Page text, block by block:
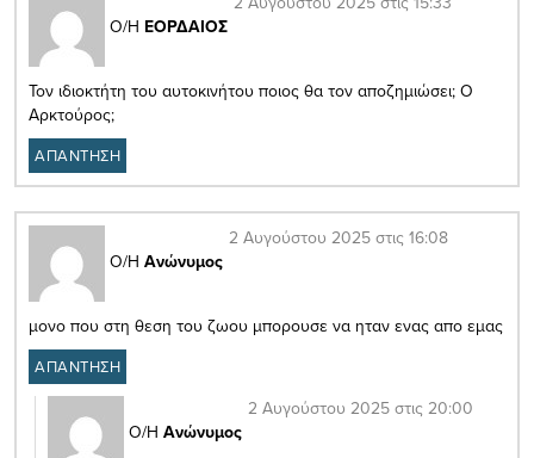
Ο/Η ΕΟΡΔΑΙΟΣ
Τον ιδιοκτήτη του αυτοκινήτου ποιος θα τον αποζημιώσει; Ο
Αρκτούρος;
ΑΠΑΝΤΗΣΗ
Ο/Η Ανώνυμος
2 Αυγούστου 2025 στις 16:08
μονο που στη θεση του ζωου μπορουσε να ηταν ενας απο εμας
ΑΠΑΝΤΗΣΗ
Ο/Η Ανώνυμος
2 Αυγούστου 2025 στις 20:00